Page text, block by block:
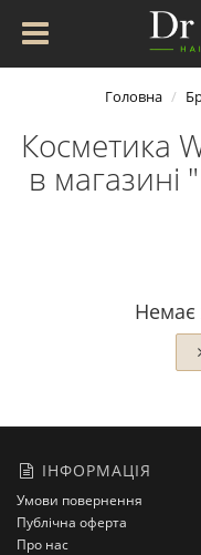
Головна
Косметика
в магазині
Немає
ІНФОРМАЦІЯ
Умови повернення
Публічна оферта
Про нас